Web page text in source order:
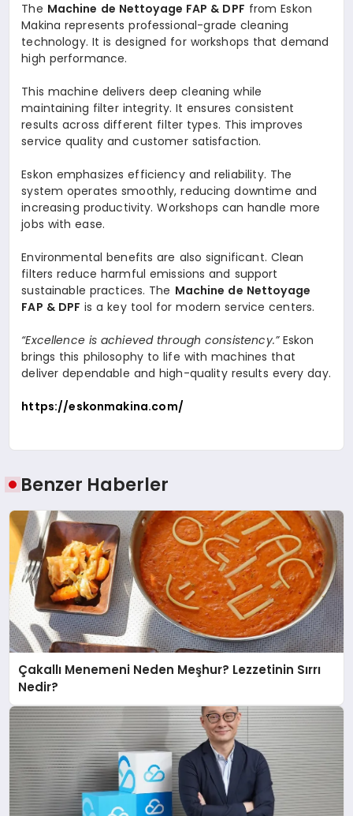
The Machine de Nettoyage FAP & DPF from Eskon
Makina represents professional-grade cleaning
technology. It is designed for workshops that demand
high performance.
This machine delivers deep cleaning while
maintaining filter integrity. It ensures consistent
results across different filter types. This improves
service quality and customer satisfaction.
Eskon emphasizes efficiency and reliability. The
system operates smoothly, reducing downtime and
increasing productivity. Workshops can handle more
jobs with ease.
Environmental benefits are also significant. Clean
filters reduce harmful emissions and support
sustainable practices. The Machine de Nettoyage
FAP & DPF is a key tool for modern service centers.
“Excellence is achieved through consistency.”Eskon
brings this philosophy to life with machines that
deliver dependable and high-quality results every day.
https://eskonmakina.com/
Benzer Haberler
Çakallı Menemeni Neden Meşhur? Lezzetinin Sırrı
Nedir?